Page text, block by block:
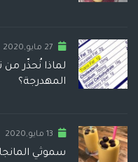
27 مايو,2020
لماذا نُحذّر من
المهدرجة؟
13 مايو,2020
سموثي